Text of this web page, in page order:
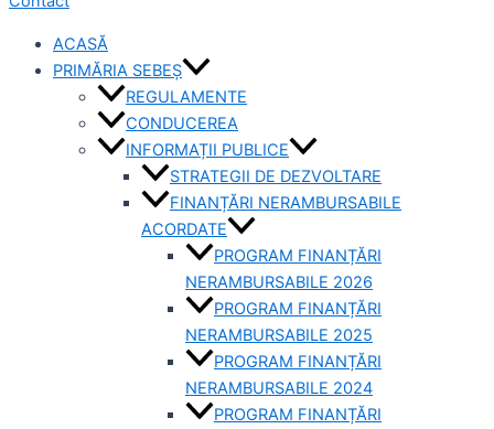
ACASĂ
PRIMĂRIA SEBEȘ
REGULAMENTE
CONDUCEREA
INFORMAȚII PUBLICE
STRATEGII DE DEZVOLTARE
FINANȚĂRI NERAMBURSABILE
ACORDATE
PROGRAM FINANȚĂRI
NERAMBURSABILE 2026
PROGRAM FINANȚĂRI
NERAMBURSABILE 2025
PROGRAM FINANȚĂRI
NERAMBURSABILE 2024
PROGRAM FINANȚĂRI